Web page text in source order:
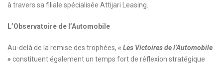
à travers sa filiale spécialisée Attijari Leasing.
L’Observatoire de l’Automobile
Au-delà de la remise des trophées, « Les Victoires de l’Automobile
»constituent également un temps fort de réflexion stratégique